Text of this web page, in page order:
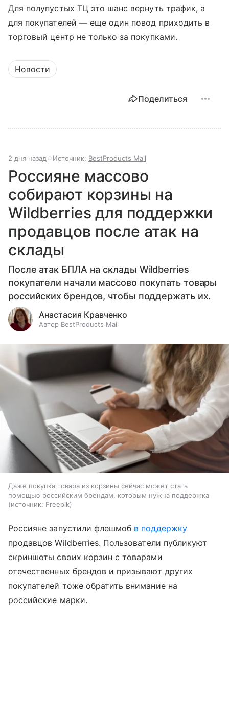
Для полупустых ТЦ это шанс вернуть трафик, а
для покупателей — еще один повод приходить в
торговый центр не только за покупками.
Новости
Поделиться
2 дня назад Источник: BestProducts Mail
Россияне массово
собирают корзины на
Wildberries для поддержки
продавцов после атак на
склады
После атак БПЛА на склады Wildberries
покупатели начали массово покупать товары
российских брендов, чтобы поддержать их.
Анастасия Кравченко
Автор BestProducts Mail
Даже покупка товара из корзины сейчас может стать
помощью российским брендам, которым нужна поддержка
источник: Freepik
Россияне запустили флешмоб в поддержку
продавцов Wildberries. Пользователи публикуют
скриншоты своих корзин с товарами
отечественных брендов и призывают других
покупателей тоже обратить внимание на
российские марки.